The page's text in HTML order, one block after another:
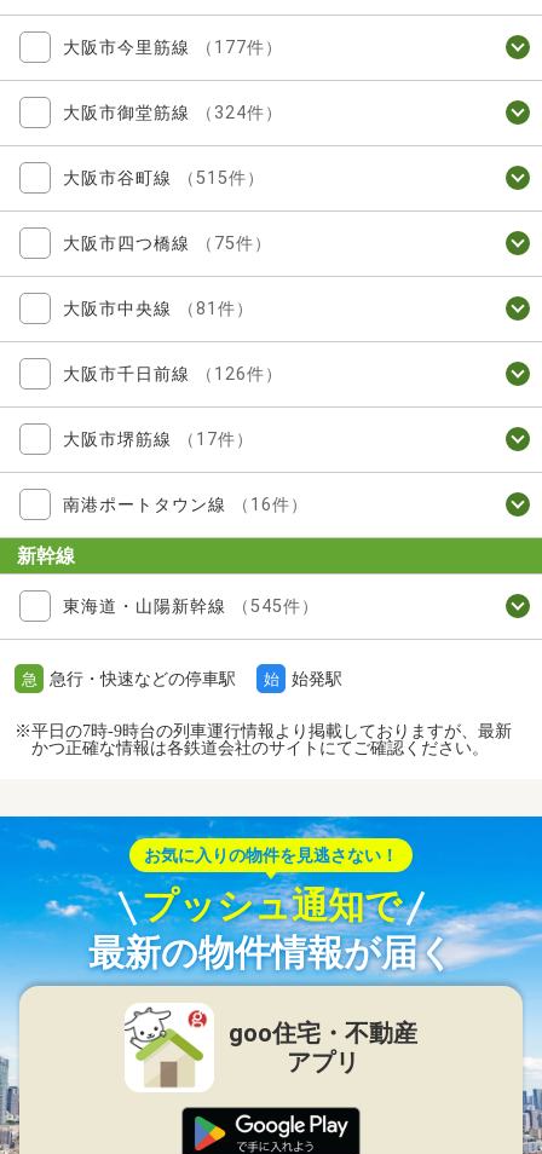
大阪市今里筋線 （177件）
大阪市御堂筋線 （324件）
大阪市谷町線 （515件）
大阪市四つ橋線 （75件）
大阪市中央線 （81件）
大阪市千日前線 （126件）
大阪市堺筋線 （17件）
南港ポートタウン線 （16件）
新幹線
東海道・山陽新幹線 （545件）
急 急行・快速などの停車駅 始 始発駅
※平日の7時-9時台の列車運行情報より掲載しておりますが、最新
かつ正確な情報は各鉄道会社のサイトにてご確認ください。
お気に入りの物件を見逃さない！
プッシュ通知で
最新の物件情報が届く
goo住宅・不動産
アプリ